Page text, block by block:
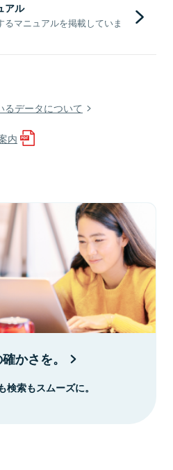
アル
マニュアルを掲載していま
データについて
内
かさを。
索もスムーズに。